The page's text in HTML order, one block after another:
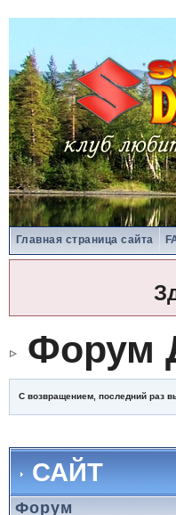
Главная страница сайта
Форум
С возвращением, последний раз
САЙТ
Форум